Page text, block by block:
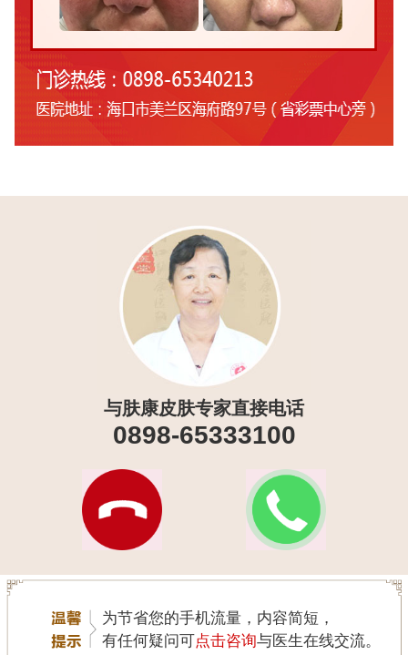
与肤康皮肤专家直接电话
0898-65333100
为节省您的手机流量，内容简短，
有任何疑问可点击咨询与医生在线交流。